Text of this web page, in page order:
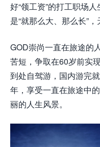
好“领工资”的打工职场
是“就那么大、那么长”
GOD崇尚一直在旅途的
苦短，争取在60岁前实
到处自驾游，国内游完
年，享受一直在旅途中
丽的人生风景。